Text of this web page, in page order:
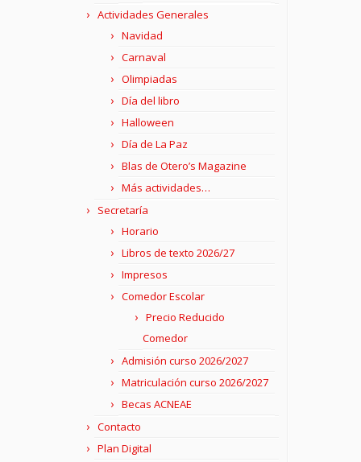
Actividades Generales
Navidad
Carnaval
Olimpiadas
Día del libro
Halloween
Día de La Paz
Blas de Otero’s Magazine
Más actividades…
Secretaría
Horario
Libros de texto 2026/27
Impresos
Comedor Escolar
Precio Reducido
Comedor
Admisión curso 2026/2027
Matriculación curso 2026/2027
Becas ACNEAE
Contacto
Plan Digital